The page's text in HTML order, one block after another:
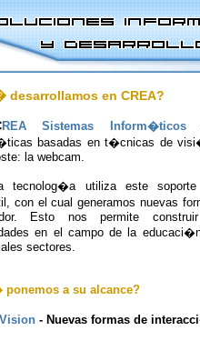
en CREA?
REA Sistemas Inform�ticos
basadas en t�cnicas de
la webcam.
tecnolog�a utiliza este
con el cual generamos nuevas
Esto nos permite
en el campo de la
sectores.
a su alcance?
- Nuevas formas de